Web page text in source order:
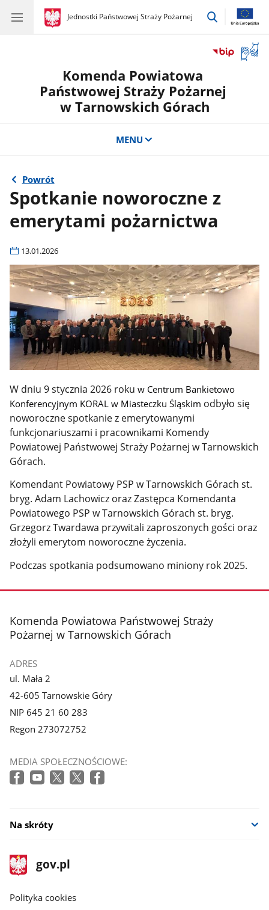
gov.pl
Jednostki Państwowej Straży Pożarnej
gov.pl
Jednostki
przejdź
okno
Komenda Powiatowa
Państwowej Straży Pożarnej
w Tarnowskich Górach
MENU
Powrót
Spotkanie noworoczne z
emerytami pożarnictwa
13.01.2026
W dniu 9 stycznia 2026 rokuw Centrum Bankietowo
Konferencyjnym KORAL w Miasteczku Śląskim odbyło się
noworoczne spotkanie z emerytowanymi
funkcjonariuszami i pracownikami Komendy
Powiatowej Państwowej Straży Pożarnej w Tarnowskich
Górach.
Komendant Powiatowy PSP w Tarnowskich Górach st.
bryg. Adam Lachowicz oraz Zastępca Komendanta
Powiatowego PSP w Tarnowskich Górach st. bryg.
Grzegorz Twardawa przywitali zaproszonych gości oraz
złożyli emerytom noworoczne życzenia.
Podczas spotkania podsumowano miniony rok 2025.
stopka
Komenda Powiatowa Państwowej Straży
Pożarnej w Tarnowskich Górach
ADRES
ul. Mała 2
42-605 Tarnowskie Góry
NIP 645 21 60 283
Regon 273072752
MEDIA SPOŁECZNOŚCIOWE:
Na skróty
stopka
gov.pl
Strona
gov.pl
gov.pl
Polityka cookies